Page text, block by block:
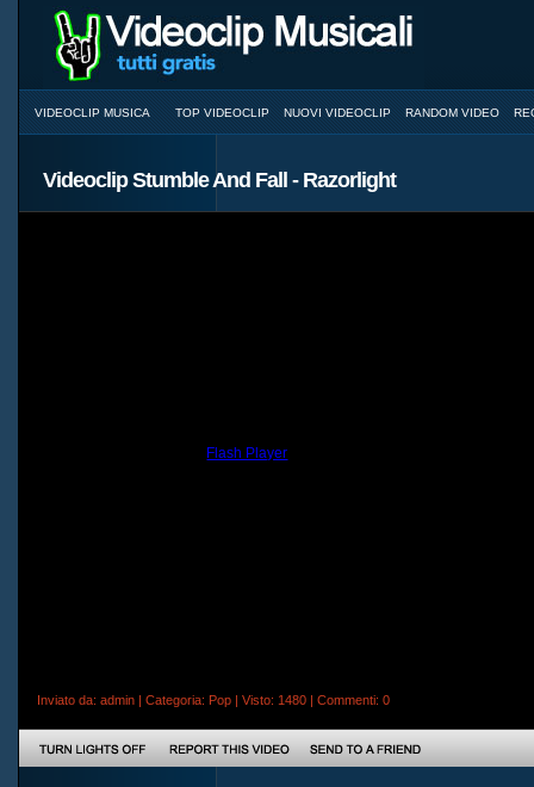
VIDEOCLIP MUSICA TOP VIDEOCLIP NUOVI VIDEOCLIP RANDOM VIDEO
Videoclip Stumble And Fall - Razorlight
Flash Player
Inviato da: admin | Categoria: Pop | Visto: 1480 | Commenti: 0